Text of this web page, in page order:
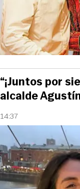
14:37
“¡Juntos por
alcalde